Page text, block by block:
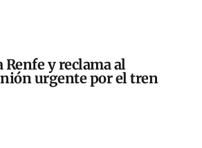
y reclama al
urgente por el tren